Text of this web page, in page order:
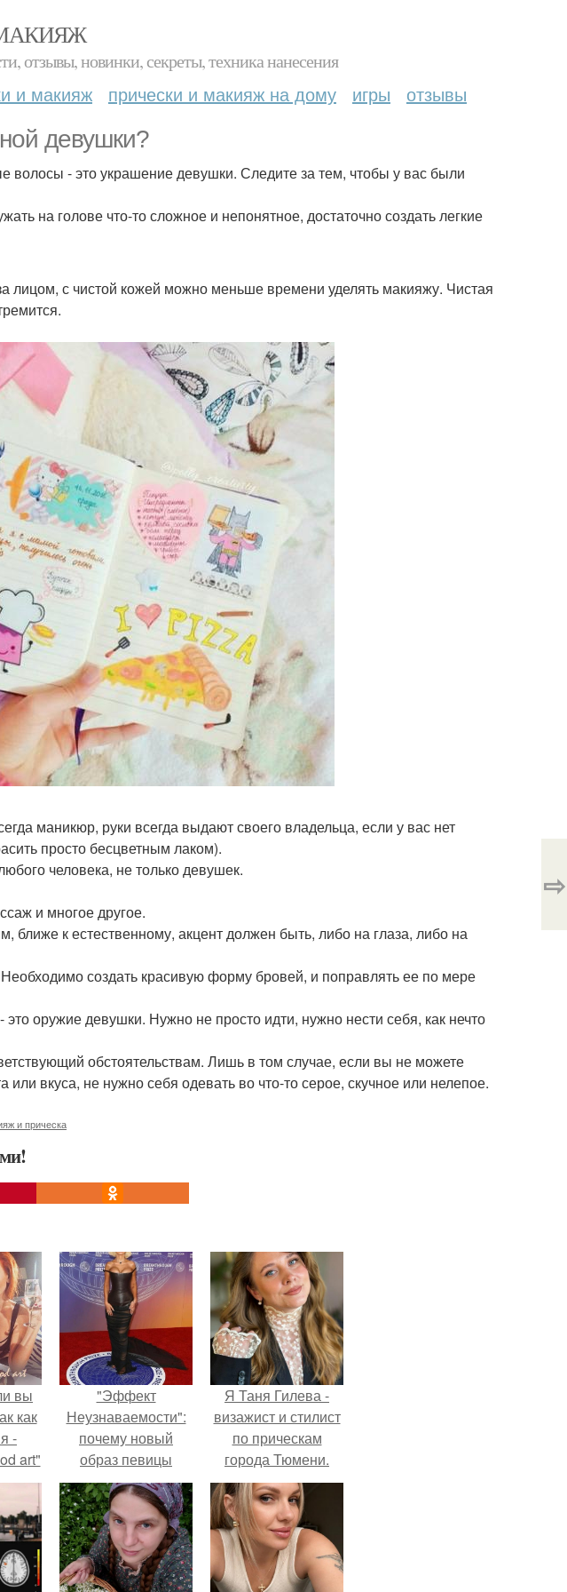
отзывы, новинки, секреты, техника нанесения
и макияж прически и макияж на дому игры отзывы
девушки?
- это украшение девушки. Следите за тем, чтобы у вас были
на голове что-то сложное и непонятное, достаточно создать легкие
с чистой кожей можно меньше времени уделять макияжу. Чистая
маникюр, руки всегда выдают своего владельца, если у вас нет
просто бесцветным лаком).
человека, не только девушек.
и многое другое.
к естественному, акцент должен быть, либо на глаза, либо на
создать красивую форму бровей, и поправлять ее по мере
оружие девушки. Нужно не просто идти, нужно нести себя, как нечто
обстоятельствам. Лишь в том случае, если вы не можете
или вкуса, не нужно себя одевать во что-то серое, скучное или нелепое.
и прическа
⇨
вы
как
-
art"
"Эффект
Неузнаваемости":
почему новый
образ певицы
вызвал споры о
гранях
возможного?
Я Таня Гилева -
визажист и стилист
по прическам
города Тюмени.